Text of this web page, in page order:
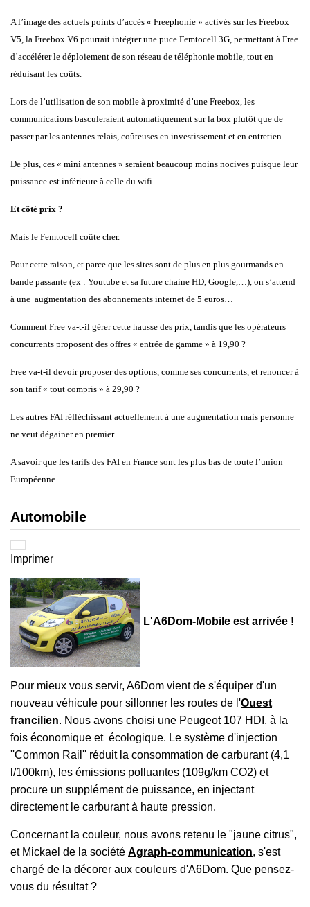
A l’image des actuels points d’accès « Freephonie » activés sur les Freebox
V5, la Freebox V6 pourrait intégrer une puce Femtocell 3G, permettant à Free
d’accélérer le déploiement de son réseau de téléphonie mobile, tout en
réduisant les coûts.
Lors de l’utilisation de son mobile à proximité d’une Freebox, les
communications basculeraient automatiquement sur la box plutôt que de
passer par les antennes relais, coûteuses en investissement et en entretien.
De plus, ces « mini antennes » seraient beaucoup moins nocives puisque leur
puissance est inférieure à celle du wifi.
Et côté prix ?
Mais le Femtocell coûte cher.
Pour cette raison, et parce que les sites sont de plus en plus gourmands en
bande passante (ex : Youtube et sa future chaine HD, Google,…), on s’attend
à une augmentation des abonnements internet de 5 euros…
Comment Free va-t-il gérer cette hausse des prix, tandis que les opérateurs
concurrents proposent des offres « entrée de gamme » à 19,90 ?
Free va-t-il devoir proposer des options, comme ses concurrents, et renoncer à
son tarif « tout compris » à 29,90 ?
Les autres FAI réfléchissant actuellement à une augmentation mais personne
ne veut dégainer en premier…
A savoir que les tarifs des FAI en France sont les plus bas de toute l’union
Européenne.
Automobile
Imprimer
L'A6Dom-Mobile est arrivée !
Pour mieux vous servir, A6Dom vient de s'équiper d'un
nouveau véhicule pour sillonner les routes de l'Ouest
francilien. Nous avons choisi une Peugeot 107 HDI, à la
fois économique et écologique. Le système d'injection
''Common Rail'' réduit la consommation de carburant (4,1
l/100km), les émissions polluantes (109g/km CO2) et
procure un supplément de puissance, en injectant
directement le carburant à haute pression.
Concernant la couleur, nous avons retenu le "jaune citrus",
et Mickael de la société Agraph-communication, s'est
chargé de la décorer aux couleurs d'A6Dom. Que pensez-
vous du résultat ?